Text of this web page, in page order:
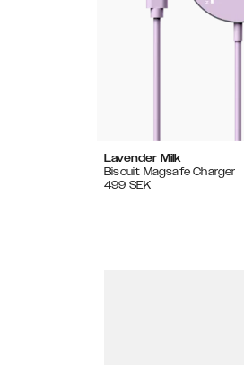
Lavender Milk
Biscuit Magsafe Charger
499 SEK